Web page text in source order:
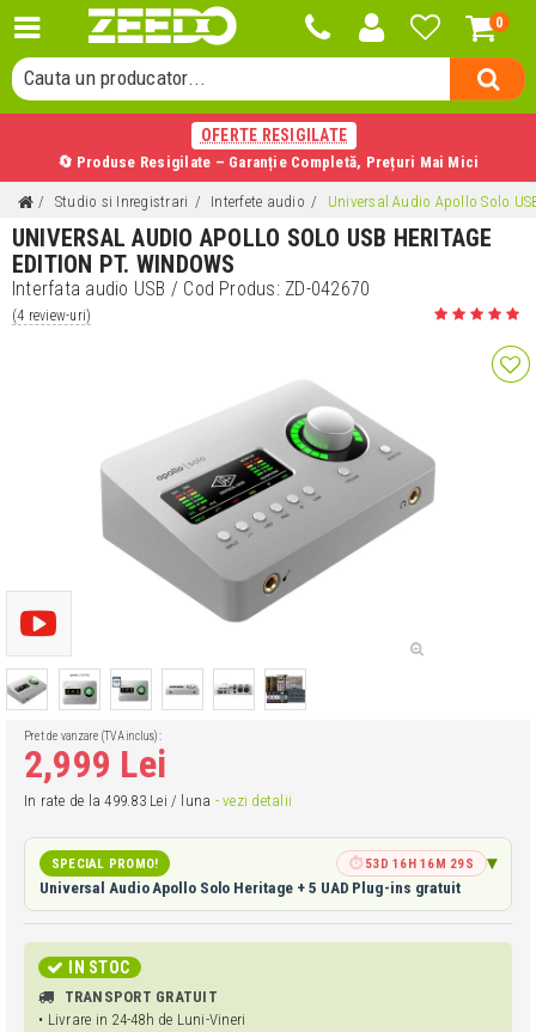
0
Cauta o categorie...
Cauta un producator...
Cauta un produs...
OFERTE RESIGILATE
🔄 Produse Resigilate – Garanție Completă, Prețuri Mai Mici
Studio si Inregistrari Interfete audio Universal Audio Apollo Solo
UNIVERSAL AUDIO APOLLO SOLO USB HERITAGE
EDITION PT. WINDOWS
Interfata audio USB / Cod Produs: ZD-042670
(4 review-uri)
Pret de vanzare (TVA inclus):
2,999 Lei
In rate de la 499.83 Lei / luna - vezi detalii
SPECIAL PROMO! ⏱ 53D 16H 16M 29S
Universal Audio Apollo Solo Heritage + 5 UAD Plug-ins gratuit
IN STOC
TRANSPORT GRATUIT
• Livrare in 24-48h de Luni-Vineri